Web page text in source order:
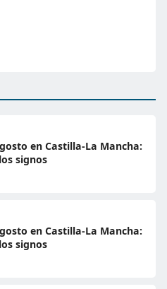
en Castilla-La Mancha:
signos
en Castilla-La Mancha:
signos